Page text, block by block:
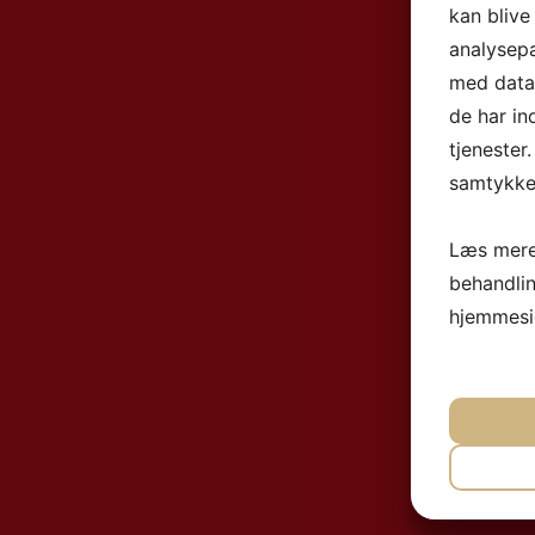
kan
med
de har
Læs